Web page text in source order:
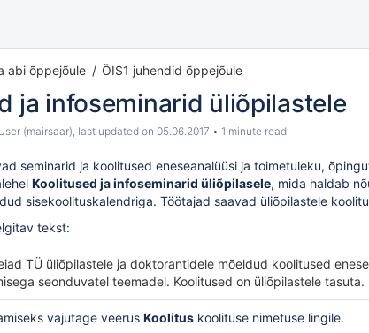
abi õppejõule ÕIS1 juhendid õppejõule
ja infoseminarid üliõpilastele
(mairsaar), last updated on 05.06.2017 1 minute read
seminarid ja koolitused eneseanalüüsi ja toimetuleku,
Koolitused ja infoseminarid üliõpilasele, mida haldab
sisekoolituskalendriga. Töötajad saavad üliõpilastele
tekst:
TÜ üliõpilastele ja doktorantidele mõeldud koolitused
seonduvatel teemadel. Koolitused on üliõpilastele
vajutage veerus Koolitus koolituse nimetuse lingile.